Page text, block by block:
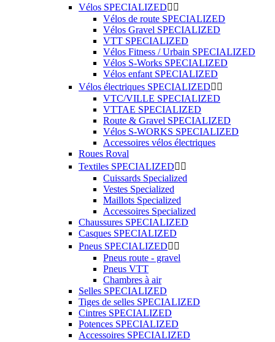
Vélos SPECIALIZED 
Vélos de route SPECIALIZED
Vélos Gravel SPECIALIZED
VTT SPECIALIZED
Vélos Fitness / Urbain SPECIALIZED
Vélos S-Works SPECIALIZED
Vélos enfant SPECIALIZED
Vélos électriques SPECIALIZED 
VTC/VILLE SPECIALIZED
VTTAE SPECIALIZED
Route & Gravel SPECIALIZED
Vélos S-WORKS SPECIALIZED
Accessoires vélos électriques
Roues Roval
Textiles SPECIALIZED 
Cuissards Specialized
Vestes Specialized
Maillots Specialized
Accessoires Specialized
Chaussures SPECIALIZED
Casques SPECIALIZED
Pneus SPECIALIZED 
Pneus route - gravel
Pneus VTT
Chambres à air
Selles SPECIALIZED
Tiges de selles SPECIALIZED
Cintres SPECIALIZED
Potences SPECIALIZED
Accessoires SPECIALIZED